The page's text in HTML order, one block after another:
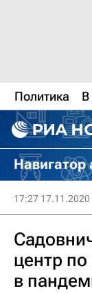
Политика В
Навигатор
17:27 17.11.2020
центр
в